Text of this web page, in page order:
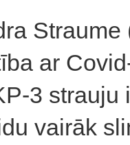
ar
3
vairāk